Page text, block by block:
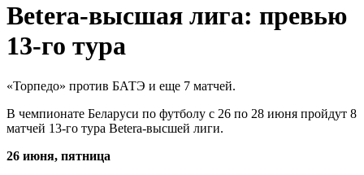
Betera-высшая лига: превью
13-го тура
«Торпедо» против БАТЭ и еще 7 матчей.
В чемпионате Беларуси по футболу с 26 по 28 июня пройдут 8
матчей 13-го тура Betera-высшей лиги.
26 июня, пятница